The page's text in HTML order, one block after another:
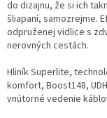
do dizajnu, že si ich
šliapaní, samozrejme.
odpruženej vidlice s
nerovných cestách.
Hliník Superlite,
komfort, Boost148,
vnútorné vedenie